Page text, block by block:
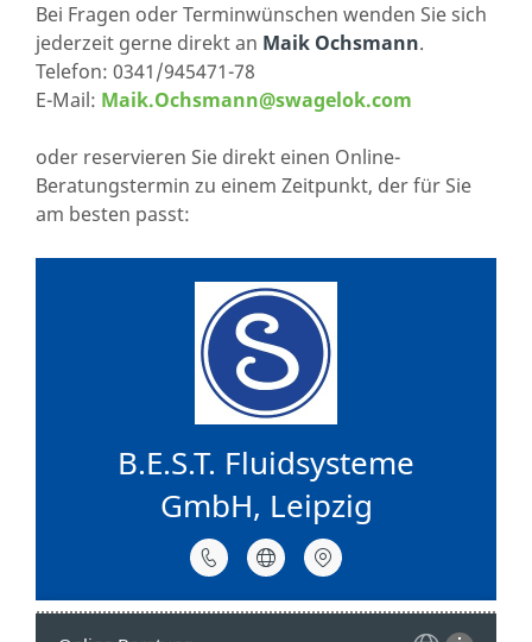
Bei Fragen oder Terminwünschen wenden Sie sich
jederzeit gerne direkt an Maik Ochsmann.
Telefon: 0341/945471-78
E-Mail: Maik.Ochsmann@swagelok.com
oder reservieren Sie direkt einen Online-
Beratungstermin zu einem Zeitpunkt, der für Sie
am besten passt: